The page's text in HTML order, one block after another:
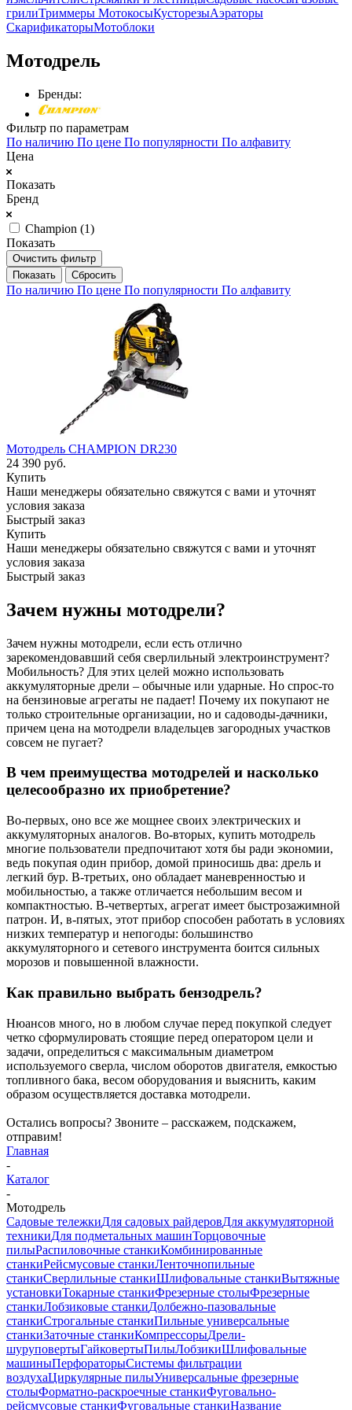
грилиТриммеры МотокосыКусторезыАэраторы
СкарификаторыМотоблоки
Мотодрель
Бренды:
Фильтр по параметрам
По наличию По цене По популярности По алфавиту
Цена
Показать
Бренд
Champion (1)
Показать
Очистить фильтр
Сбросить
По наличию По цене По популярности По алфавиту
Мотодрель CHAMPION DR230
24 390 руб.
Купить
Наши менеджеры обязательно свяжутся с вами и уточнят
условия заказа
Быстрый заказ
Купить
Наши менеджеры обязательно свяжутся с вами и уточнят
условия заказа
Быстрый заказ
Зачем нужны мотодрели?
Зачем нужны мотодрели, если есть отлично
зарекомендовавший себя сверлильный электроинструмент?
Мобильность? Для этих целей можно использовать
аккумуляторные дрели – обычные или ударные. Но спрос-то
на бензиновые агрегаты не падает! Почему их покупают не
только строительные организации, но и садоводы-дачники,
причем цена на мотодрели владельцев загородных участков
совсем не пугает?
В чем преимущества мотодрелей и насколько
целесообразно их приобретение?
Во-первых, оно все же мощнее своих электрических и
аккумуляторных аналогов. Во-вторых, купить мотодрель
многие пользователи предпочитают хотя бы ради экономии,
ведь покупая один прибор, домой приносишь два: дрель и
легкий бур. В-третьих, оно обладает маневренностью и
мобильностью, а также отличается небольшим весом и
компактностью. В-четвертых, агрегат имеет быстрозажимной
патрон. И, в-пятых, этот прибор способен работать в условиях
низких температур и непогоды: большинство
аккумуляторного и сетевого инструмента боится сильных
морозов и повышенной влажности.
Как правильно выбрать бензодрель?
Нюансов много, но в любом случае перед покупкой следует
четко сформулировать стоящие перед оператором цели и
задачи, определиться с максимальным диаметром
используемого сверла, числом оборотов двигателя, емкостью
топливного бака, весом оборудования и выяснить, каким
образом осуществляется доставка мотодрели.
Остались вопросы? Звоните – расскажем, подскажем,
отправим!
Главная
-
Каталог
-
Мотодрель
Садовые тележкиДля садовых райдеровДля аккумуляторной
техникиДля подметальных машинТорцовочные
пилыРаспиловочные станкиКомбинированные
станкиРейсмусовые станкиЛенточнопильные
станкиСверлильные станкиШлифовальные станкиВытяжные
установкиТокарные станкиФрезерные столыФрезерные
станкиЛобзиковые станкиДолбежно-пазовальные
станкиСтрогальные станкиПильные универсальные
станкиЗаточные станкиКомпрессорыДрели-
шуруповертыГайковертыПилыЛобзикиШлифовальные
машиныПерфораторыСистемы фильтрации
воздухаЦиркулярные пилыУниверсальные фрезерные
столыФорматно-раскроечные станкиФуговально-
рейсмусовые станкиФуговальные станкиНазвание